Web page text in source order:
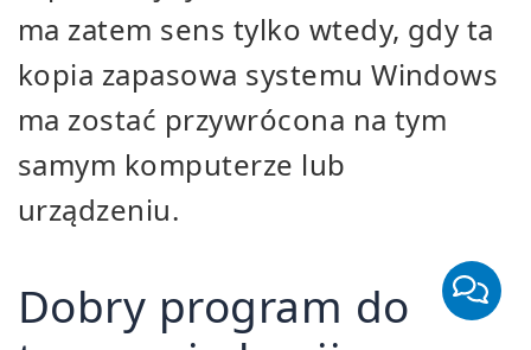
ma zatem sens tylko wtedy, gdy ta
kopia zapasowa systemu Windows
ma zostać przywrócona na tym
samym komputerze lub
urządzeniu.
Dobry program do